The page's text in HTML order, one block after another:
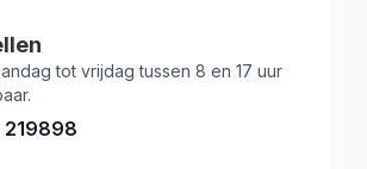
tot vrijdag tussen 8 en 17 uur
219898